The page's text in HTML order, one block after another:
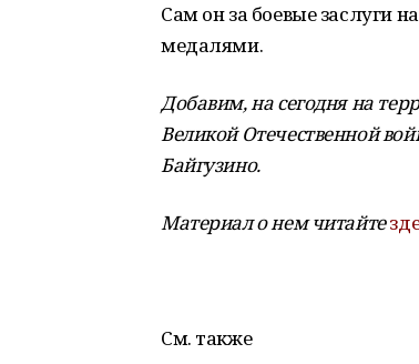
Сам он за боевые заслуги
медалями.
Добавим, на сегодня на
Великой Отечественной
Байгузино.
Материал о нем читайте
См. также